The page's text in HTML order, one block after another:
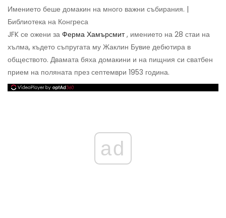
Имението беше домакин на много важни събирания. |
Библиотека на Конгреса
JFK се ожени за Ферма Хамърсмит, имението на 28 стаи на
хълма, където съпругата му Жаклин Бувие дебютира в
обществото. Двамата бяха домакини и на пищния си сватбен
прием на поляната през септември 1953 година.
ad